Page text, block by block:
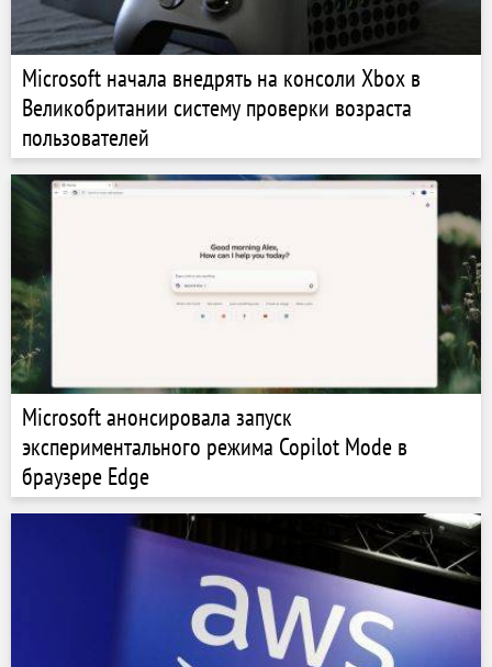
Microsoft начала внедрять на консоли Xbox в
Великобритании систему проверки возраста
пользователей
Microsoft анонсировала запуск
экспериментального режима Copilot Mode в
браузере Edge